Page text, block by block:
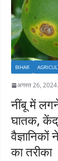
BIHAR
अगस्त 26, 2024
नींबू में
घातक,
का तरीका